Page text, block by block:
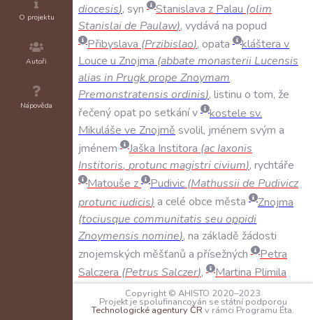
O projektu
Autoři
Nápověda
diocesis), syn Stanislava z Palau (olim
Stanislaide Paulaw), vydává na popud
Přibyslava (Przibislao), opata kláštera v
Louce u Znojma (abbate monasterii Lucensis
alias in Prugkprope Znoymam
Premonstratensis ordinis), listinu o tom, že
řečenýopatpo setkánív kostele sv.
Mikuláše ve Znojmě svolil, jménem svým a
jménem
Jaška Institora (ac Iaxonis
Institoris, protuncmagistricivium), rychtáře
Matouše z Pudivic (Mathussiide Pudivicz
protunciudicis) a celé obce města
Znojma
(tociusque communitatis seuoppidi
Znoymensis nomine), na základě žádosti
znojemských měšťanů a přísežných
Petra
Salczera (Petrus Salczer), Martina Plimila
MartinusPlimil?), Michaela Panczera
Michael Panczer), Jana Zikmundaz Telče
Copyright © AHISTO 2020–2023
Projekt je spolufinancován se státní podporou
Technologické agentury ČR v rámci Programu Éta.